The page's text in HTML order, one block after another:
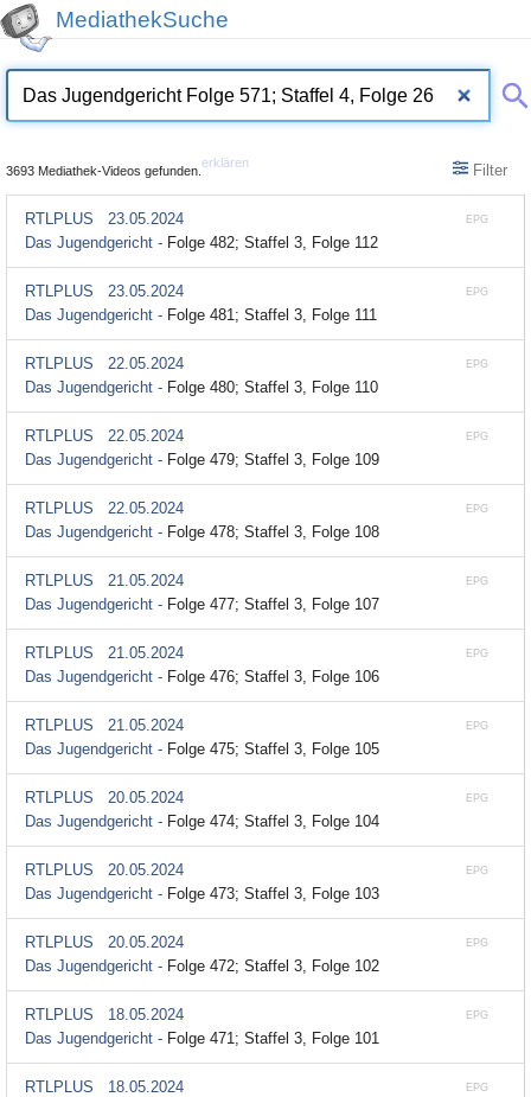
MediathekSuche
3693 Mediathek-Videos gefunden.
erklären Filter
EPG
RTLPLUS
23.05.2024
Das Jugendgericht - Folge 482; Staffel 3, Folge 112
EPG
RTLPLUS
23.05.2024
Das Jugendgericht - Folge 481; Staffel 3, Folge 111
EPG
RTLPLUS
22.05.2024
Das Jugendgericht - Folge 480; Staffel 3, Folge 110
EPG
RTLPLUS
22.05.2024
Das Jugendgericht - Folge 479; Staffel 3, Folge 109
EPG
RTLPLUS
22.05.2024
Das Jugendgericht - Folge 478; Staffel 3, Folge 108
EPG
RTLPLUS
21.05.2024
Das Jugendgericht - Folge 477; Staffel 3, Folge 107
EPG
RTLPLUS
21.05.2024
Das Jugendgericht - Folge 476; Staffel 3, Folge 106
EPG
RTLPLUS
21.05.2024
Das Jugendgericht - Folge 475; Staffel 3, Folge 105
EPG
RTLPLUS
20.05.2024
Das Jugendgericht - Folge 474; Staffel 3, Folge 104
EPG
RTLPLUS
20.05.2024
Das Jugendgericht - Folge 473; Staffel 3, Folge 103
EPG
RTLPLUS
20.05.2024
Das Jugendgericht - Folge 472; Staffel 3, Folge 102
EPG
RTLPLUS
18.05.2024
Das Jugendgericht - Folge 471; Staffel 3, Folge 101
EPG
RTLPLUS
18.05.2024